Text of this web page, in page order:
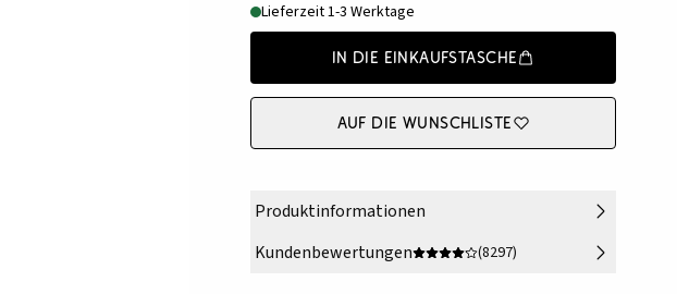
Lieferzeit 1-3 Werktage
In die Einkaufstasche
Auf die Wunschliste
Produktinformationen
Kundenbewertungen
(8297)